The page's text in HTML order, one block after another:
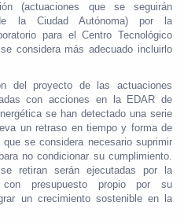
(actuaciones que se seguirán
la Ciudad Autónoma) por la
para el Centro Tecnológico
considera más adecuado incluirlo
del proyecto de las actuaciones
con acciones en la EDAR de
se han detectado una serie
un retraso en tiempo y forma de
se considera necesario suprimir
no condicionar su cumplimiento.
retiran serán ejecutadas por la
presupuesto propio por su
un crecimiento sostenible en la